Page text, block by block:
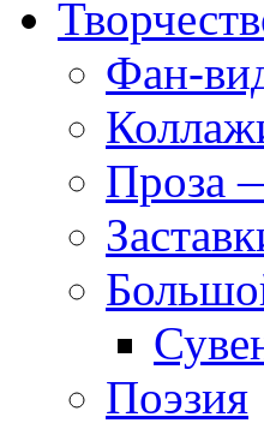
Фан-
Проза
Поэзия